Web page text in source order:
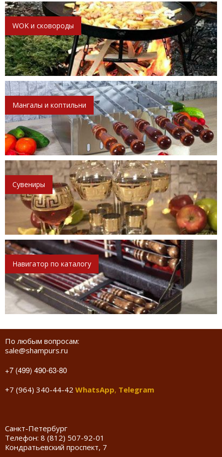
WOK и сковороды
Мангалы и коптильни
Сувениры
Навигатор по каталогу
По любым вопросам:
sale@shampurs.ru
+7 (499) 490-63-80
+7 (964) 340-44-42 WhatsApp, Telegram
Санкт-Петербург
Телефон: 8 (812) 507-92-01
Кондратьевский проспект, 7